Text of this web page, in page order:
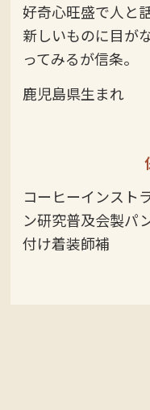
好奇心旺盛で人と
新しいものに目が
ってみるが信条。
鹿児島県生まれ
コーヒーインスト
ン研究普及会製パ
付け着装師補